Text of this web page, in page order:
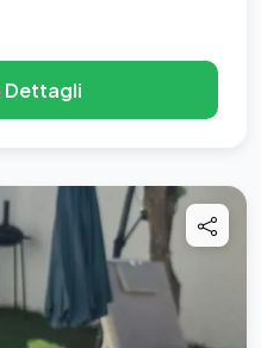
Dettagli